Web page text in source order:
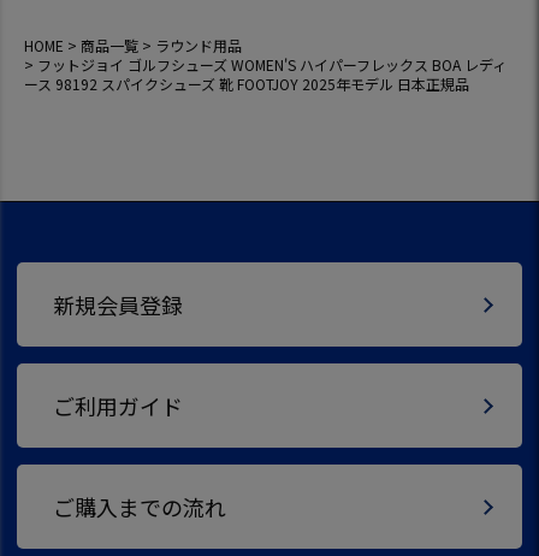
HOME 商品一覧
ラウンド用品
フットジョイ ゴルフシューズ WOMEN'S ハイパーフレックス BOA レディ
ース 98192 スパイクシューズ 靴 FOOTJOY 2025年モデル 日本正規品
新規会員登録
ご利用ガイド
ご購入までの流れ